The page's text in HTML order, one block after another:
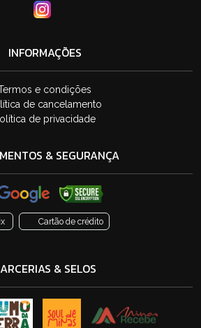
INFORMAÇÕES
e condições
de cancelamento
de privacidade
& SEGURANÇA
Cartão de crédito
& SELOS